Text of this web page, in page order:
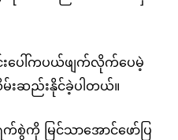
းပေါ်ကပယ်ဖျက်လိုက်ပေမဲ့
းဆည်းနိုင်ခဲ့ပါတယ်။
က်စွဲကို မြင်သာအောင်ဖော်ပြ